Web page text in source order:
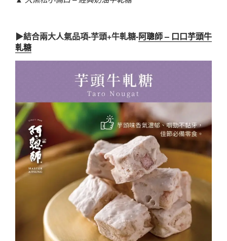
▶結合兩大人氣品項-芋頭+牛軋糖-阿聰師 – 口口芋頭牛
軋糖